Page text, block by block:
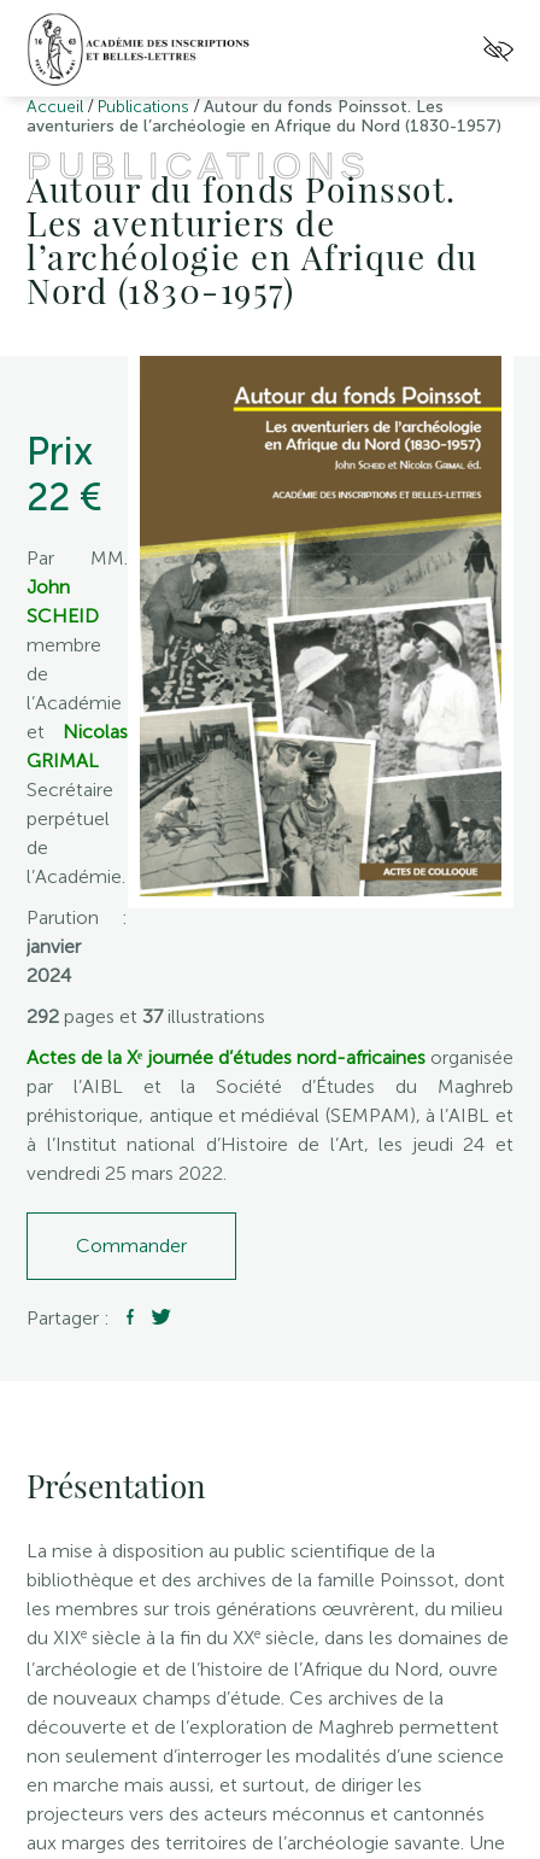
Accueil / Publications /Autour du fonds Poinssot. Les
aventuriers de l’archéologie en Afrique du Nord (1830-1957)
PUBLICATIONS
Autour du fonds Poinssot.
Les aventuriers de
l’archéologie en Afrique du
Nord (1830-1957)
Prix
22 €
Par MM.
John
SCHEID
membre
de
l’Académie
et Nicolas
GRIMAL
Secrétaire
perpétuel
de
l’Académie.
Parution :
janvier
2024
292 pages et37illustrations
Actes de la Xᵉ journée d’études nord-africaines organisée
par l’AIBL et la Société d’Études du Maghreb
préhistorique, antique et médiéval (SEMPAM), à l’AIBL et
à l’Institut national d’Histoire de l’Art, les jeudi 24 et
vendredi 25 mars 2022.
Commander
Partager :
Présentation
La mise à disposition au public scientifique de la
bibliothèque et des archives de la famille Poinssot, dont
les membres sur trois générations œuvrèrent, du milieu
du XIXe siècle à la fin du XXe siècle, dans les domaines de
l’archéologie et de l’histoire de l’Afrique du Nord, ouvre
de nouveaux champs d’étude. Ces archives de la
découverte et de l’exploration de Maghreb permettent
non seulement d’interroger les modalités d’une science
en marche mais aussi, et surtout, de diriger les
projecteurs vers des acteurs méconnus et cantonnés
aux marges des territoires de l’archéologie savante. Une